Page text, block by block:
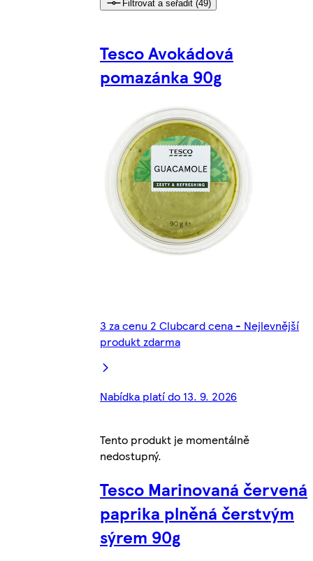
Filtrovat a seřadit (49)
Tesco Avokádová
pomazánka 90g
3 za cenu 2 Clubcard cena - Nejlevnější
produkt zdarma
Nabídka platí do 13. 9. 2026
Tento produkt je momentálně
nedostupný.
Tesco Marinovaná červená
paprika plněná čerstvým
sýrem 90g